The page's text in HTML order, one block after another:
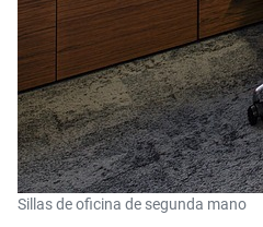
Sillas de oficina de segunda mano